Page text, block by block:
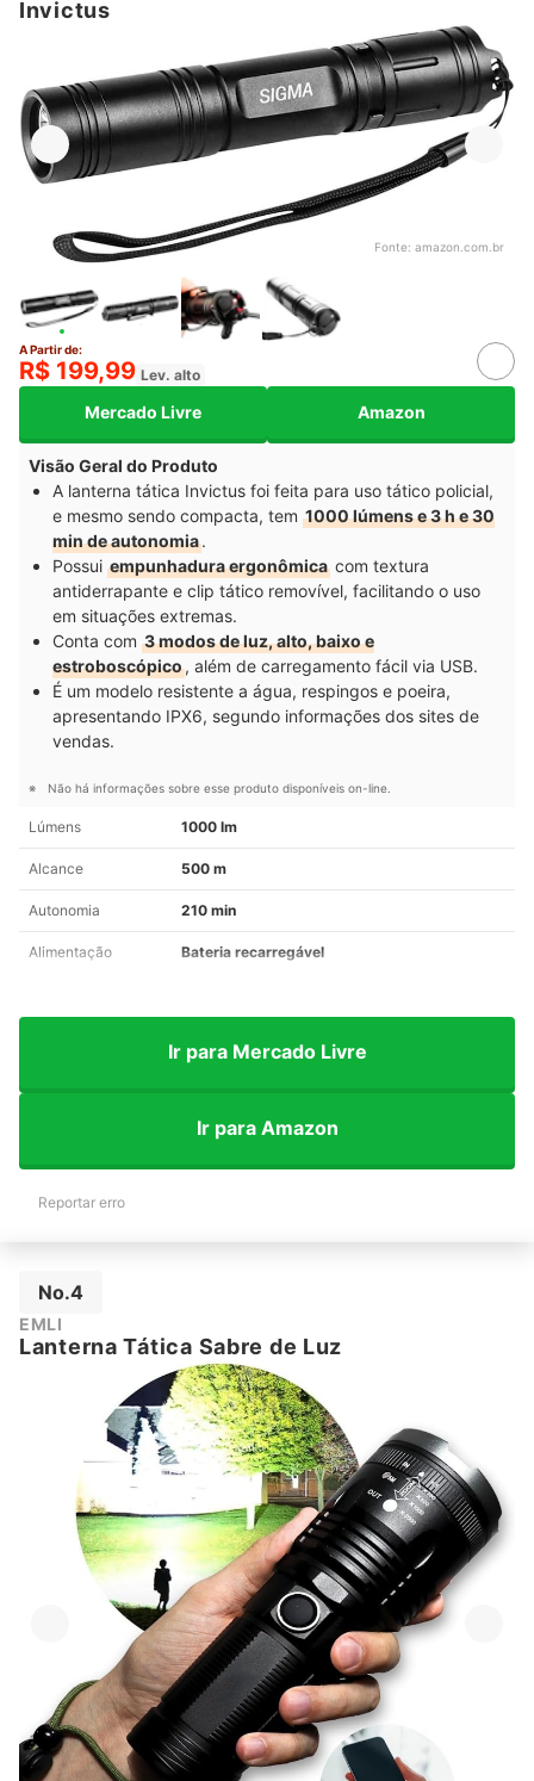
Invictus
Fonte: amazon.com.br
A Partir de:
R$ 199,99 Lev. alto
Mercado Livre Amazon
Visão Geral do Produto
A lanterna tática Invictus foi feita para uso tático policial,
e mesmo sendo compacta, tem 1000 lúmens e 3 h e 30
min de autonomia.
Possui empunhadura ergonômica com textura
antiderrapante e clip tático removível, facilitando o uso
em situações extremas.
Conta com 3 modos de luz, alto, baixo e
estroboscópico, além de carregamento fácil via USB.
É um modelo resistente a água, respingos e poeira,
apresentando IPX6, segundo informações dos sites de
vendas.
Não há informações sobre esse produto disponíveis on-line.
Lúmens 1000 lm
Alcance 500 m
Autonomia 210 min
Alimentação Bateria recarregável
Ir para Mercado Livre
Ir para Amazon
Reportar erro
No.4
EMLI
Lanterna Tática Sabre de Luz